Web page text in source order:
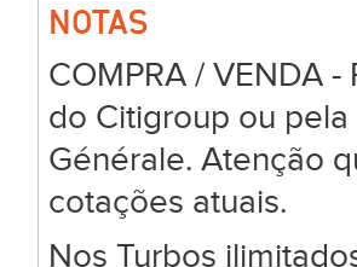
NOTAS
COMPRA / VENDA
do Citigroup ou
Générale. Atenção
cotações atuais.
Nos Turbos